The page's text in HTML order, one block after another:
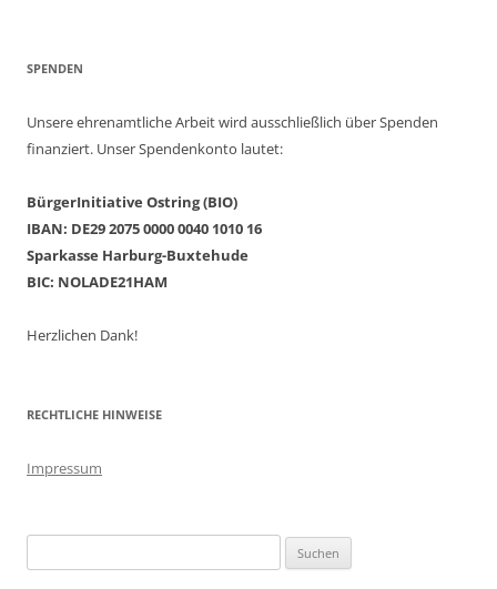
SPENDEN
Unsere ehrenamtliche Arbeit wird ausschließlich über Spenden
finanziert. Unser Spendenkonto lautet:
BürgerInitiative Ostring (BIO)
IBAN: DE29 2075 0000 0040 1010 16
Sparkasse Harburg-Buxtehude
BIC: NOLADE21HAM
Herzlichen Dank!
RECHTLICHE HINWEISE
Impressum
nach: